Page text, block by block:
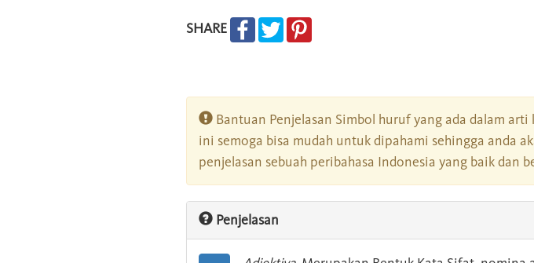
SHARE
Bantuan Penjelasan Simbol huruf yang ada dalam arti
ini semoga bisa mudah untuk dipahami sehingga anda
penjelasan sebuah peribahasa Indonesia yang baik dan
Penjelasan